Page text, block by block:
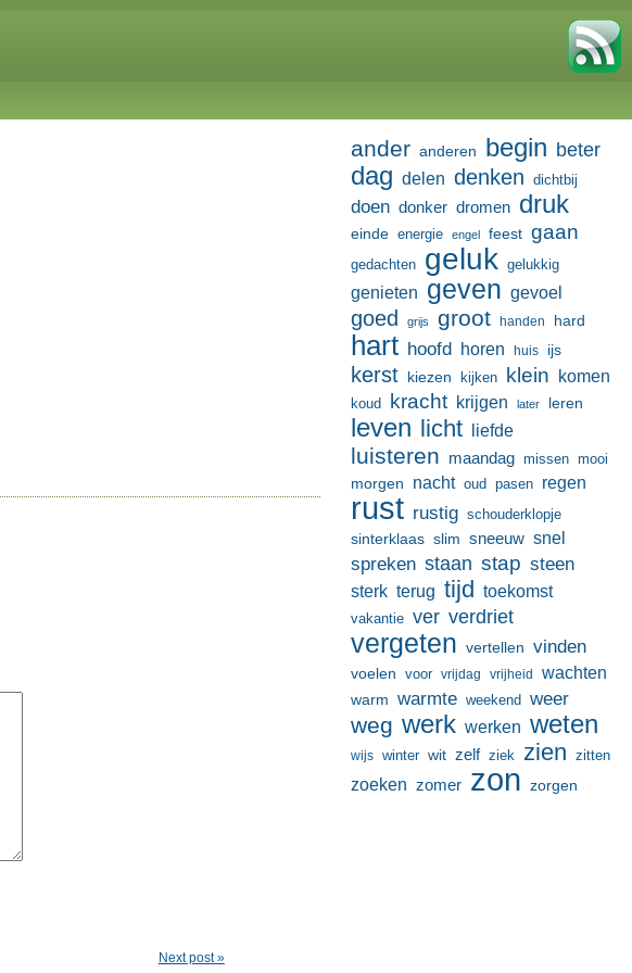
Next post »
ander anderen begin beter
dag delen denken dichtbij
doen donker dromen druk
einde energie engel feest gaan
gedachten geluk gelukkig
genieten geven gevoel
goed grijs groot handen hard
hart hoofd horen huis ijs
kerst kiezen kijken klein komen
koud kracht krijgen later leren
leven licht liefde
luisteren maandag missen mooi
morgen nacht oud pasen regen
rust rustig schouderklopje
sinterklaas slim sneeuw snel
spreken staan stap steen
sterk terug tijd toekomst
vakantie ver verdriet
vergeten vertellen vinden
voelen voor vrijdag vrijheid wachten
warm warmte weekend weer
weg werk werken weten
wijs winter wit zelf ziek zien zitten
zoeken zomer zon zorgen